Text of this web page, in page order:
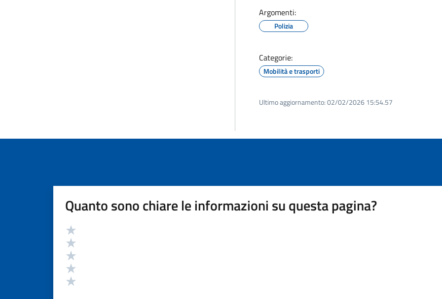
Argomenti:
Polizia
Categorie:
Mobilità e trasporti
Ultimo aggiornamento:02/02/2026 15:54.57
Quanto sono chiare le informazioni su questa pagina?
Valutazione